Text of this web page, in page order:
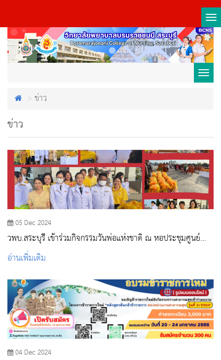
ข่าว
ข่าว
05 Dec 2024
วพบ.สระบุรี เข้าร่วมกิจกรรมวันพ่อแห่งชาติ ณ หอประชุมศูนย์
ราชการจังหวัดสระบุรี
อ่านเพิ่มเติม
04 Dec 2024